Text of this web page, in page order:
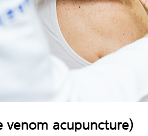
venom acupuncture)